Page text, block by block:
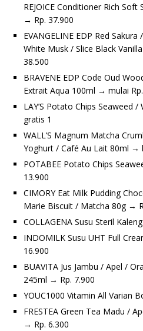
REJOICE Conditioner Rich
→ Rp. 37.900
EVANGELINE EDP Red
White Musk / Slice Black
38.500
BRAVENE EDP Code Oud
Extrait Aqua 100ml → mulai
LAY’S Potato Chips Seaweed
gratis 1
WALL’S Magnum Matcha
Yoghurt / Café Au Lait 80ml →
POTABEE Potato Chips
13.900
CIMORY Eat Milk Pudding
Marie Biscuit / Matcha 80g →
COLLAGENA Susu Steril
INDOMILK Susu UHT Full
16.900
BUAVITA Jus Jambu / Apel /
245ml → Rp. 7.900
YOUC1000 Vitamin All Varian
FRESTEA Green Tea Madu /
→ Rp. 6.300